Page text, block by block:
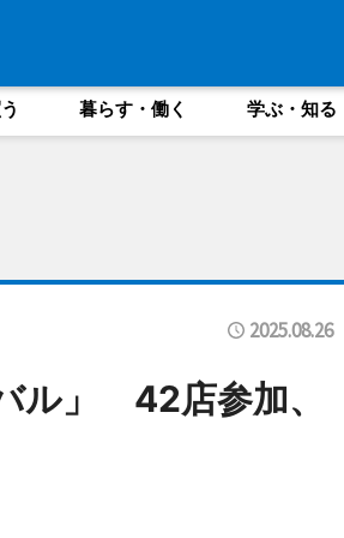
暮らす・働く 学ぶ・知る
2025.08.26
ル」 42店参加、